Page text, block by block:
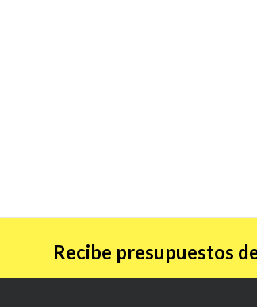
Recibe presupuestos